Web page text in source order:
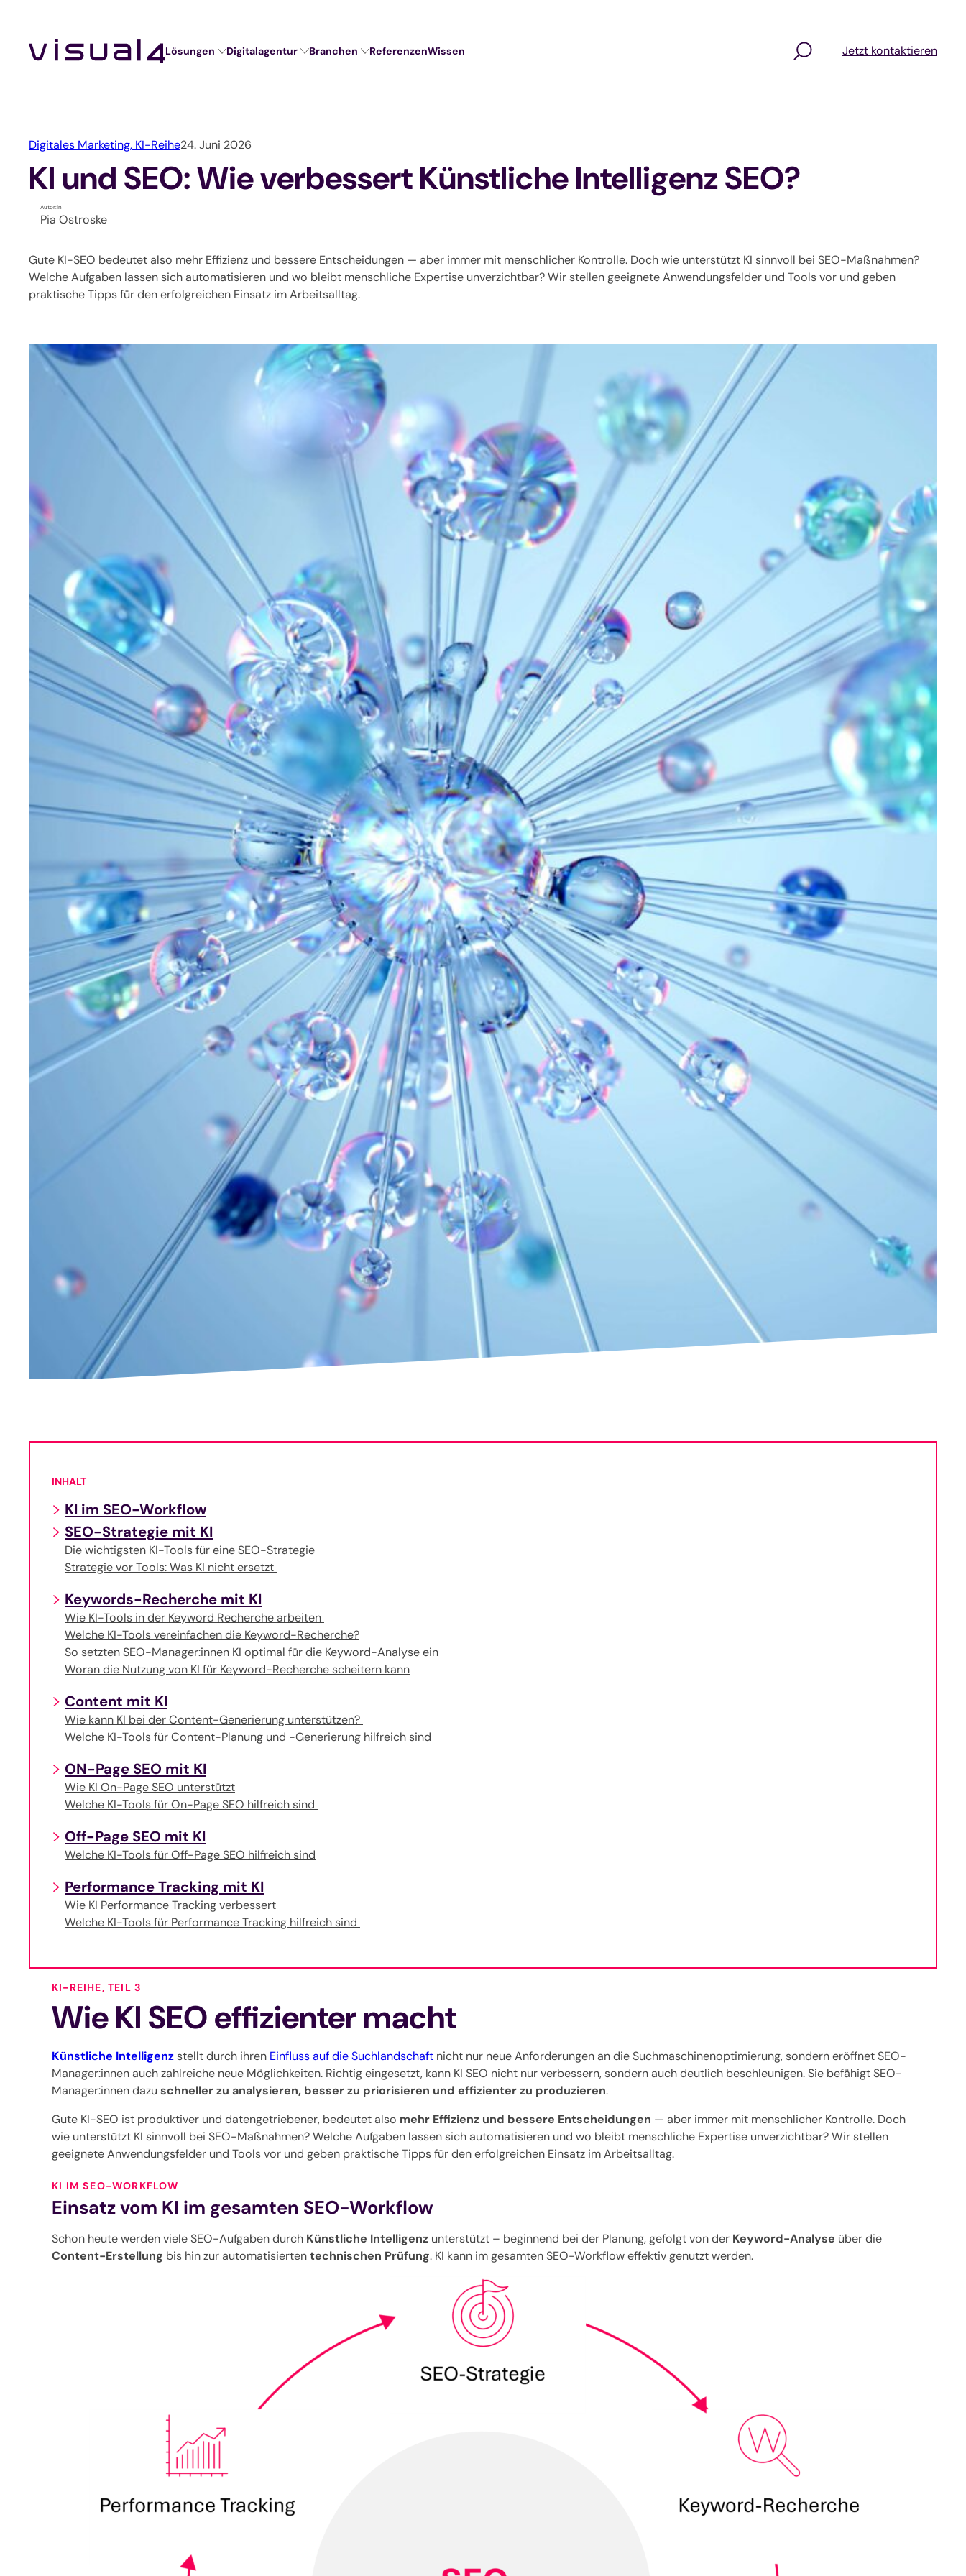
springen
Lösungen Digitalagentur Branchen ReferenzenWissen Jetzt kontaktieren
Digitales Marketing, KI-Reihe24. Juni 2026
KI und SEO: Wie verbessert Künstliche Intelligenz SEO?
Autor:in
Pia Ostroske
Gute KI-SEO bedeutet also mehr Effizienz und bessere Entscheidungen — aber immer mit menschlicher Kontrolle. Doch wie unterstützt KI sinnvoll bei SEO-Maßnahmen?
Welche Aufgaben lassen sich automatisieren und wo bleibt menschliche Expertise unverzichtbar? Wir stellen geeignete Anwendungsfelder und Tools vor und geben
praktische Tipps für den erfolgreichen Einsatz im Arbeitsalltag.
INHALT
KI im SEO-Workflow
SEO-Strategie mit KI
Die wichtigsten KI-Tools für eine SEO-Strategie
Strategie vor Tools: Was KI nicht ersetzt
Keywords-Recherche mit KI
Wie KI-Tools in der Keyword Recherche arbeiten
Welche KI-Tools vereinfachen die Keyword-Recherche?
So setzten SEO-Manager:innen KI optimal für die Keyword-Analyse ein
Woran die Nutzung von KI für Keyword-Recherche scheitern kann
Content mit KI
Wie kann KI bei der Content-Generierung unterstützen?
Welche KI-Tools für Content-Planung und -Generierung hilfreich sind
ON-Page SEO mit KI
Wie KI On-Page SEO unterstützt
Welche KI-Tools für On-Page SEO hilfreich sind
Off-Page SEO mit KI
Welche KI-Tools für Off-Page SEO hilfreich sind
Performance Tracking mit KI
Wie KI Performance Tracking verbessert
Welche KI-Tools für Performance Tracking hilfreich sind
KI-REIHE, TEIL 3
Wie KI SEO effizienter macht
Künstliche Intelligenzstellt durch ihren Einfluss auf die Suchlandschaft nicht nur neue Anforderungen an die Suchmaschinenoptimierung, sondern eröffnet SEO-
Manager:innen auch zahlreiche neue Möglichkeiten. Richtig eingesetzt, kann KI SEO nicht nur verbessern, sondern auch deutlich beschleunigen. Sie befähigt SEO-
Manager:innen dazu schneller zu analysieren, besser zu priorisieren und effizienter zu produzieren.
Gute KI-SEO ist produktiver und datengetriebener, bedeutet also mehr Effizienz und bessere Entscheidungen — aber immer mit menschlicher Kontrolle. Doch
wie unterstützt KI sinnvoll bei SEO-Maßnahmen? Welche Aufgaben lassen sich automatisieren und wo bleibt menschliche Expertise unverzichtbar? Wir stellen
geeignete Anwendungsfelder und Tools vor und geben praktische Tipps für den erfolgreichen Einsatz im Arbeitsalltag.
KI IM SEO-WORKFLOW
Einsatz vom KI im gesamten SEO-Workflow
Schon heute werden viele SEO-Aufgaben durch Künstliche Intelligenz unterstützt – beginnend bei der Planung, gefolgt von der Keyword-Analyse über die
Content-Erstellung bis hin zur automatisiertentechnischen Prüfung. KI kann im gesamten SEO-Workflow effektiv genutzt werden.
Lösungen
Veranstaltungssoftware
Verbandssoftware
Digitalagentur
Branchen